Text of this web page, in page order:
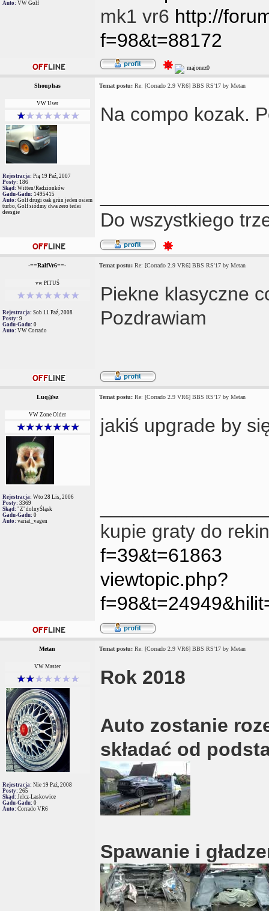
Auto: VW Golf
mk1 vr6 http://
f=98&t=88172
Shouphas Temat postu: Re: [Corrado 2.9 VR6] BBS RS'17 by Metan
VW User
Rejestracja: Pią 19 Paź, 2007
Posty: 186
Skąd: Witten/Radzionków
Gadu-Gadu: 1495415
Auto: Golf drugi oak grün jeden osiem
turbo, Golf siódmy dwa zero tedei
deesgie
Na compo kozak.
Do wszystkiego
-==RalfVr6==- Temat postu: Re: [Corrado 2.9 VR6] BBS RS'17 by Metan
vw PITUŚ
Rejestracja: Sob 11 Paź, 2008
Posty: 9
Gadu-Gadu: 0
Auto: VW Corrado
Piekne klasyczne
Pozdrawiam
Luq@sz Temat postu: Re: [Corrado 2.9 VR6] BBS RS'17 by Metan
VW Zone Older
Rejestracja: Wto 28 Lis, 2006
Posty: 3369
Skąd: "Z"dolnyŚląsk
Gadu-Gadu: 0
Auto: variat_vagen
jakiś upgrade by
kupie graty do
f=39&t=61863
viewtopic.php?
Metan Temat postu: Re: [Corrado 2.9 VR6] BBS RS'17 by Metan
VW Master
Rejestracja: Nie 19 Paź, 2008
Posty: 265
Skąd: Jelcz-Laskowice
Gadu-Gadu: 0
Auto: Corrado VR6
Rok 2018
Auto zostanie
składać od
Spawanie i